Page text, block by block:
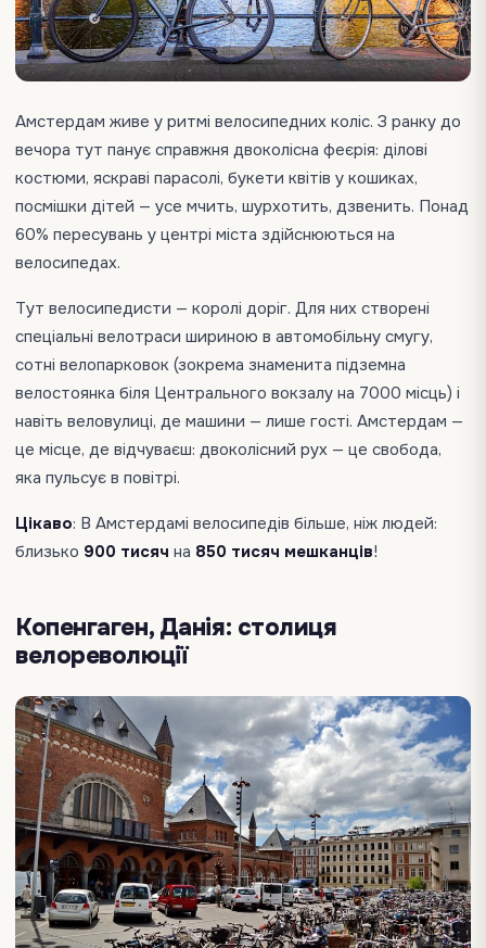
Амстердам живе у ритмі велосипедних коліс. З ранку до
вечора тут панує справжня двоколісна феєрія: ділові
костюми, яскраві парасолі, букети квітів у кошиках,
посмішки дітей — усе мчить, шурхотить, дзвенить. Понад
60% пересувань у центрі міста здійснюються на
велосипедах.
Тут велосипедисти — королі доріг. Для них створені
спеціальні велотраси шириною в автомобільну смугу,
сотні велопарковок (зокрема знаменита підземна
велостоянка біля Центрального вокзалу на 7000 місць) і
навіть веловулиці, де машини — лише гості. Амстердам —
це місце, де відчуваєш: двоколісний рух — це свобода,
яка пульсує в повітрі.
Цікаво: В Амстердамі велосипедів більше, ніж людей:
близько 900 тисяч на 850 тисяч мешканців!
Копенгаген, Данія: столиця
велореволюції